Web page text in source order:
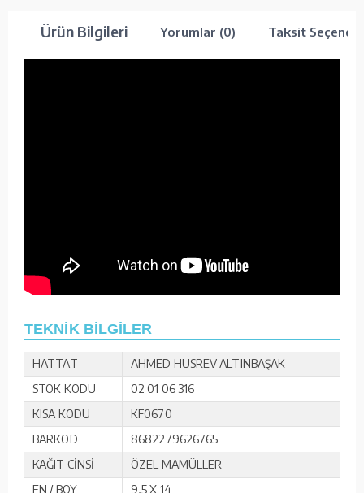
Ürün Bilgileri Yorumlar (0) Taksit
TEKNİK BİLGİLER
HATTAT
AHMED HUSREV ALTINBAŞAK
STOK KODU
02 01 06 316
KISA KODU
KF0670
BARKOD
8682279626765
KAĞIT CİNSİ
ÖZEL MAMÜLLER
EN / BOY
9,5 X 14